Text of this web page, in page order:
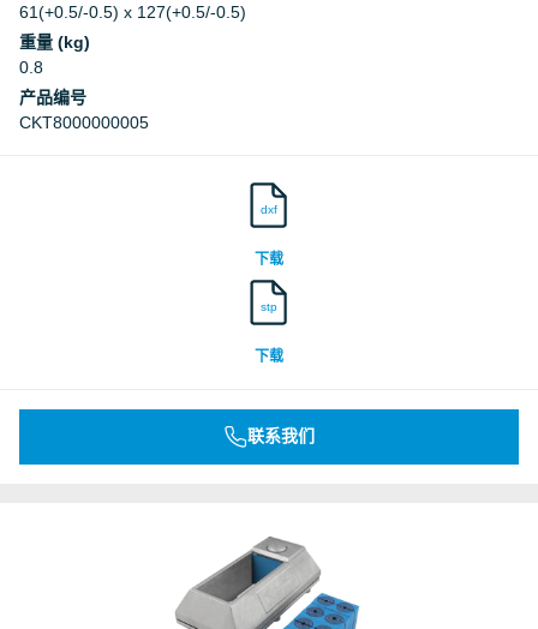
61(+0.5/-0.5) x 127(+0.5/-0.5)
重量 (kg)
0.8
产品编号
CKT8000000005
dxf
下载
stp
下载
联系我们